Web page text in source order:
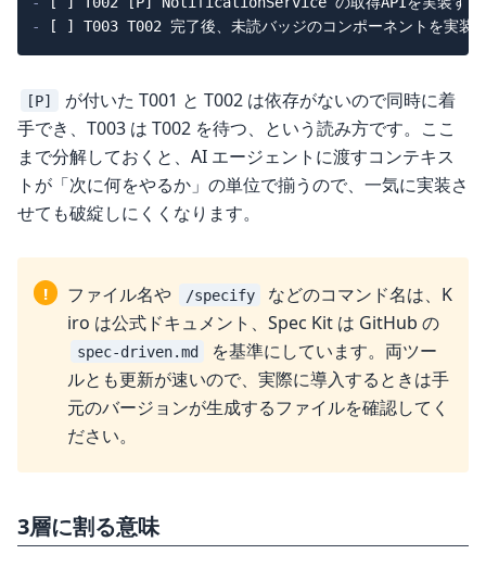
-
[P]
が付いた T001 と T002 は依存がないので同時に着
手でき、T003 は T002 を待つ、という読み方です。ここ
まで分解しておくと、AI エージェントに渡すコンテキス
トが「次に何をやるか」の単位で揃うので、一気に実装さ
せても破綻しにくくなります。
! ファイル名や /specify
などのコマンド名は、K
iro は公式ドキュメント、Spec Kit は GitHub の
spec-driven.md
を基準にしています。両ツー
ルとも更新が速いので、実際に導入するときは手
元のバージョンが生成するファイルを確認してく
ださい。
3層に割る意味